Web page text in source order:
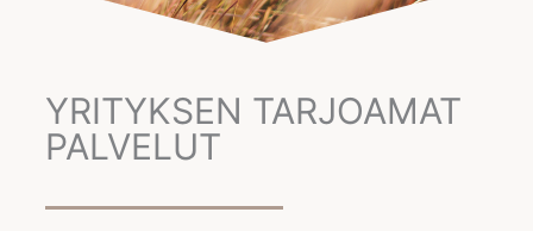
YRITYKSEN TARJOAMAT
PALVELUT